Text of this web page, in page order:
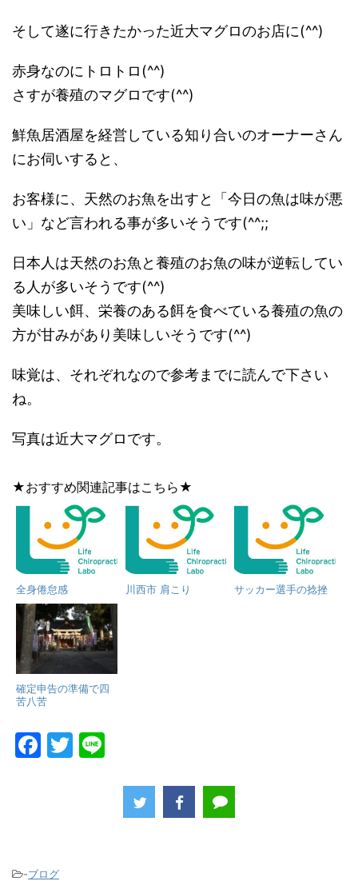
そして遂に行きたかった近大マグロのお店に(^^)
赤身なのにトロトロ(^^)
さすが養殖のマグロです(^^)
鮮魚居酒屋を経営している知り合いのオーナーさん
にお伺いすると、
お客様に、天然のお魚を出すと「今日の魚は味が悪
い」など言われる事が多いそうです(^^;;
日本人は天然のお魚と養殖のお魚の味が逆転してい
る人が多いそうです(^^)
美味しい餌、栄養のある餌を食べている養殖の魚の
方が甘みがあり美味しいそうです(^^)
味覚は、それぞれなので参考までに読んで下さい
ね。
写真は近大マグロです。
★おすすめ関連記事はこちら★
全身倦怠感 川西市 肩こり サッカー選手の捻挫
確定申告の準備で四
苦八苦
F
o
T
-ブログ